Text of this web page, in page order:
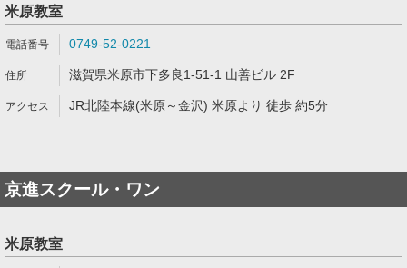
米原教室
0749-52-0221
滋賀県米原市下多良1-51-1 山善ビル 2F
JR北陸本線(米原～金沢) 米原より 徒歩 約5分
京進スクール・ワン
米原教室